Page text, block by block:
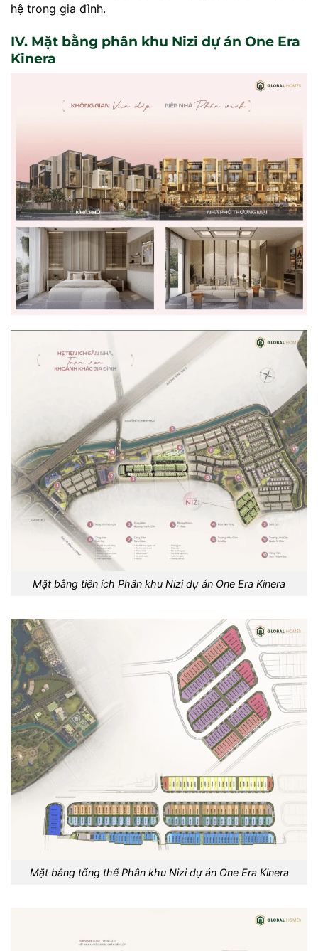
hệ trong gia đình.
IV. Mặt bằng phân khu Nizi dự án One Era
Kinera
Mặt bằng tiện ích Phân khu Nizi dự án One Era Kinera
Mặt bằng tổng thể Phân khu Nizi dự án One Era Kinera